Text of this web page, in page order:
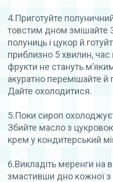
4.Приготуйте
товстим дном змішайте
полуниць і цукор й
приблизно 5 хвилин,
фрукти не стануть
акуратно перемішайте й
Дайте охолодитися.
5.Поки сироп
Збийте масло з
крем у кондитерський
6.Викладіть меренги на
змастивши дно кожної